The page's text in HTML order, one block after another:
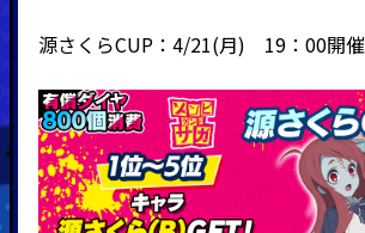
源さくらCUP：4/21(月) 19：00開催